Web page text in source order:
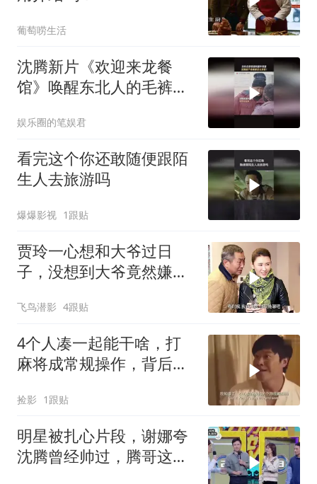
葡萄唠生活
沈腾新片《欢迎来龙餐
馆》唤醒东北人的毛裤记
娱乐圈的笔娱君
看完这个你还敢随便跟陌
生人去旅游吗
爆爆影视 1跟贴
贾玲一心想和大爷过日
子，没想到大爷竟然嫌她
飞鸟潜影 4跟贴
4个人凑一起能干啥，打
麻将成常规操作，背后故
捡影 1跟贴
明星被扎心片段，谢娜夸
沈腾曾经帅过，腾哥这表